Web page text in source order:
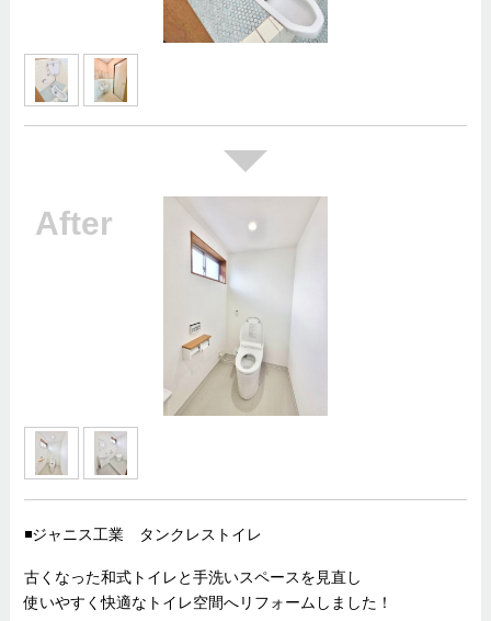
◾️ジャニス工業 タンクレストイレ
古くなった和式トイレと手洗いスペースを見直し
使いやすく快適なトイレ空間へリフォームしました！